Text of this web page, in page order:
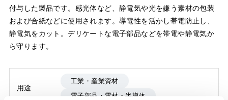
付与した製品です。感光体など、静電気や光を嫌う素材の包装
および合紙などに使用されます。導電性を活かし帯電防止し、
静電気をカット。デリケートな電子部品などを帯電や静電気か
ら守ります。
用途
工業・産業資材
電子部品・電材・半導体